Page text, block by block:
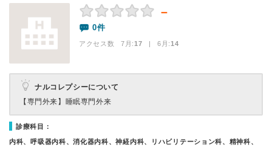
－
0件
アクセス数 7月:17 | 6月:14
ナルコレプシーについて
【専門外来】 睡眠専門外来
診療科目：
内科、呼吸器内科、消化器内科、神経内科、リハビリテーション科、精神科、